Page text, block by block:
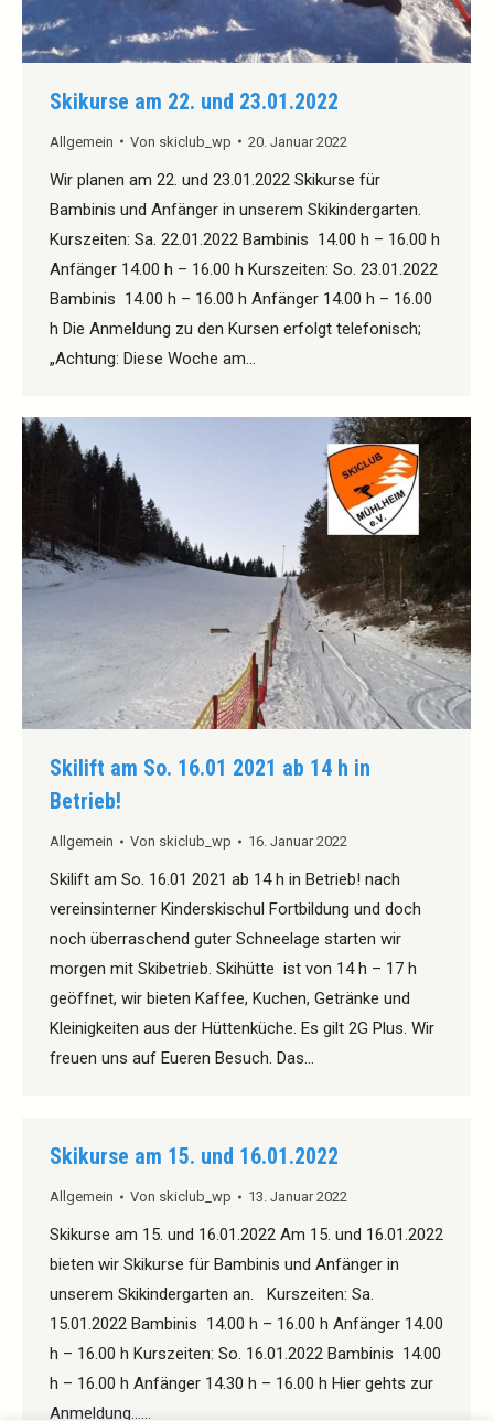
Skikurse am 22. und 23.01.2022
Allgemein Von skiclub_wp 20. Januar 2022
Wir planen am 22. und 23.01.2022 Skikurse für
Bambinis und Anfänger in unserem Skikindergarten.
Kurszeiten: Sa. 22.01.2022 Bambinis 14.00 h – 16.00 h
Anfänger 14.00 h – 16.00 h Kurszeiten: So. 23.01.2022
Bambinis 14.00 h – 16.00 h Anfänger 14.00 h – 16.00
h Die Anmeldung zu den Kursen erfolgt telefonisch;
„Achtung: Diese Woche am…
Skilift am So. 16.01 2021 ab 14 h in
Betrieb!
Allgemein Von skiclub_wp 16. Januar 2022
Skilift am So. 16.01 2021 ab 14 h in Betrieb! nach
vereinsinterner Kinderskischul Fortbildung und doch
noch überraschend guter Schneelage starten wir
morgen mit Skibetrieb. Skihütte ist von 14 h – 17 h
geöffnet, wir bieten Kaffee, Kuchen, Getränke und
Kleinigkeiten aus der Hüttenküche. Es gilt 2G Plus. Wir
freuen uns auf Eueren Besuch. Das…
Skikurse am 15. und 16.01.2022
Allgemein Von skiclub_wp 13. Januar 2022
Skikurse am 15. und 16.01.2022 Am 15. und 16.01.2022
bieten wir Skikurse für Bambinis und Anfänger in
unserem Skikindergarten an. Kurszeiten: Sa.
15.01.2022 Bambinis 14.00 h – 16.00 h Anfänger 14.00
h – 16.00 h Kurszeiten: So. 16.01.2022 Bambinis 14.00
h – 16.00 h Anfänger 14.30 h – 16.00 h Hier gehts zur
Anmeldung……